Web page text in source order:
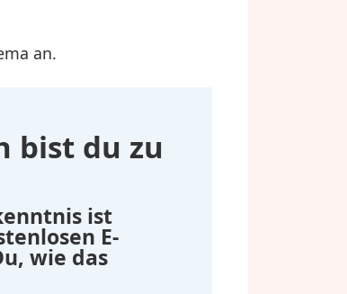
an.
bist du zu
ist
E-
wie das